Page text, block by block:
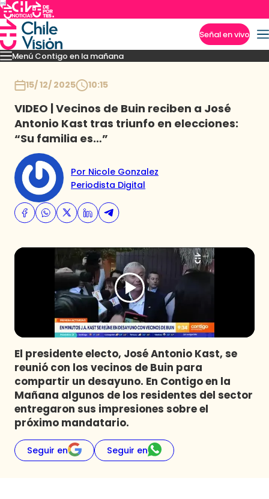
Señal en vivo
Menú Contigo en la mañana
MomentosReportajesDenunciasPolicialPolíticaEspectáculo
15/ 12/ 2025 10:15
VIDEO | Vecinos de Buin reciben a José
Antonio Kast tras triunfo en elecciones:
“Su familia es…”
Por Nicole Gonzalez
Periodista Digital
El presidente electo, José Antonio Kast, se
reunió con los vecinos de Buin para
compartir un desayuno. En Contigo en la
Mañana algunos de los residentes del sector
entregaron sus impresiones sobre el
próximo mandatario.
Seguir en Seguir en
Imperdibles
Programas
Club De La Comedia
Contigo en Directo
Plan Perfecto
El Tiempo
Sabingo
Todos Los Programas